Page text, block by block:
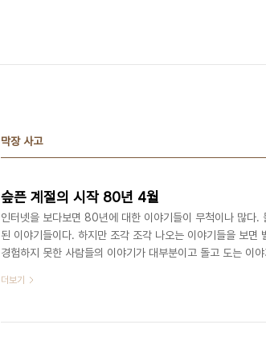
막장 사고
슾픈 계절의 시작 80년 4월
인터넷을 보다보면 80년에 대한 이야기들이 무척이나 많다
된 이야기들이다. 하지만 조각 조각 나오는 이야기들을 보면
경험하지 못한 사람들의 이야기가 대부분이고 돌고 도는 이
는 생각이 들기도한다. 그에 대한 반작용으로 전혀 다른 시
적인 시각에서 그 일을 기록할 것이라고 생각한다. 인터넷
더보기